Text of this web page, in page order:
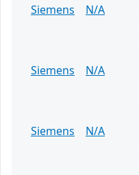
Siemens
N/A
Siemens
N/A
Siemens
N/A